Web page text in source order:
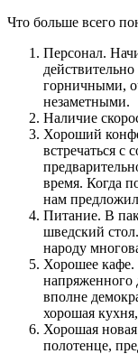
Что больше всего
Персонал.
горничными,
незаметными.
Наличие
Хороший
встречаться
время. Когда
нам
Питание. В
шведский
народу
Хорошее
напряженного
вполне
хорошая
Хорошая новая
полотенце,